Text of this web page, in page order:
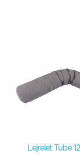
Lejrelet Tube